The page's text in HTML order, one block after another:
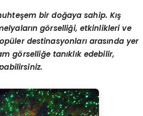
bir doğaya sahip. Kış
görselliği, etkinlikleri ve
üler destinasyonları arasında yer
görselliğe tanıklık edebilir,